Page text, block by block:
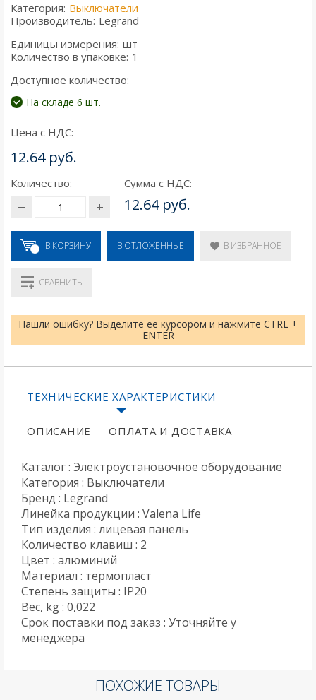
Категория: Выключатели
Производитель: Legrand
Единицы измерения: шт
Количество в упаковке: 1
Доступное количество:
На складе 6 шт.
Цена с НДС:
12.64 руб.
Количество: Сумма с НДС:
12.64 руб.
В КОРЗИНУ В ОТЛОЖЕННЫЕ В ИЗБРАННОЕ
СРАВНИТЬ
Нашли ошибку? Выделите её курсором и нажмите CTRL +
ENTER
ТЕХНИЧЕСКИЕ ХАРАКТЕРИСТИКИ
ОПИСАНИЕ ОПЛАТА И ДОСТАВКА
Каталог : Электроустановочное оборудование
Категория : Выключатели
Бренд : Legrand
Линейка продукции : Valena Life
Тип изделия : лицевая панель
Количество клавиш : 2
Цвет : алюминий
Материал : термопласт
Степень защиты : IP20
Вес, kg : 0,022
Срок поставки под заказ : Уточняйте у
менеджера
ПОХОЖИЕ ТОВАРЫ